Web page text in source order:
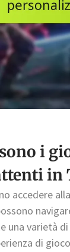
i
in
accedere
una varietà
di